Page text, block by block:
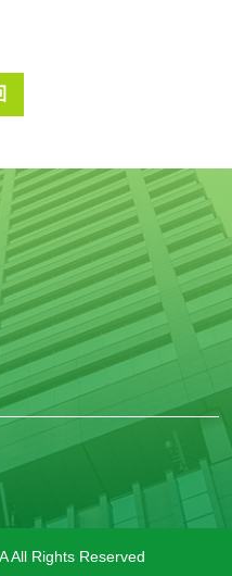
All Rights Reserved